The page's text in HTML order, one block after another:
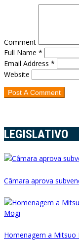
Comment
Full Name *
Email Address *
Website
LEGISLATIVO
Câmara aprova
Homenagem a Mitsuo